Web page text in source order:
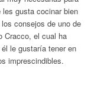
gusta cocinar bien
consejos de uno de
Cracco, el cual ha
le gustaría tener en
imprescindibles.